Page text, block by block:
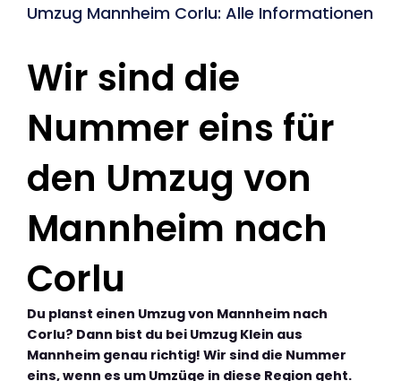
Umzug Mannheim Corlu: Alle Informationen
Wir sind die
Nummer eins für
den Umzug von
Mannheim nach
Corlu
Du planst einen Umzug von Mannheim nach
Corlu? Dann bist du bei Umzug Klein aus
Mannheim genau richtig! Wir sind die Nummer
eins, wenn es um Umzüge in diese Region geht.